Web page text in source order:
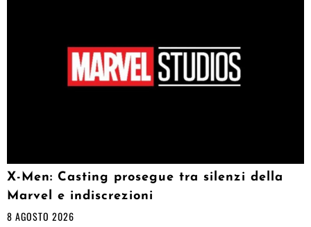
X-Men: Casting prosegue tra silenzi della
Marvel e indiscrezioni
8 AGOSTO 2026